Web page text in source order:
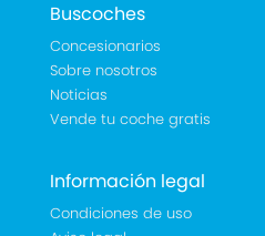
Buscoches
Concesionarios
Sobre nosotros
Noticias
Vende tu coche gratis
Información legal
Condiciones de uso